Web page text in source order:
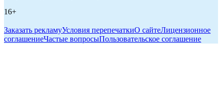
16+
Заказать рекламуУсловия перепечаткиО сайтеЛицензионное
соглашениеЧастые вопросыПользовательское соглашение